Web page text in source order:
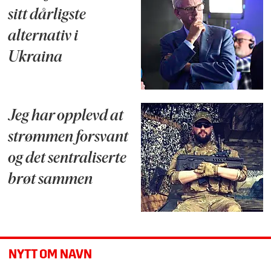
sitt dårligste
alternativ i
Ukraina
Jeg har opplevd at
strømmen forsvant
og det sentraliserte
brøt sammen
NYTT OM NAVN